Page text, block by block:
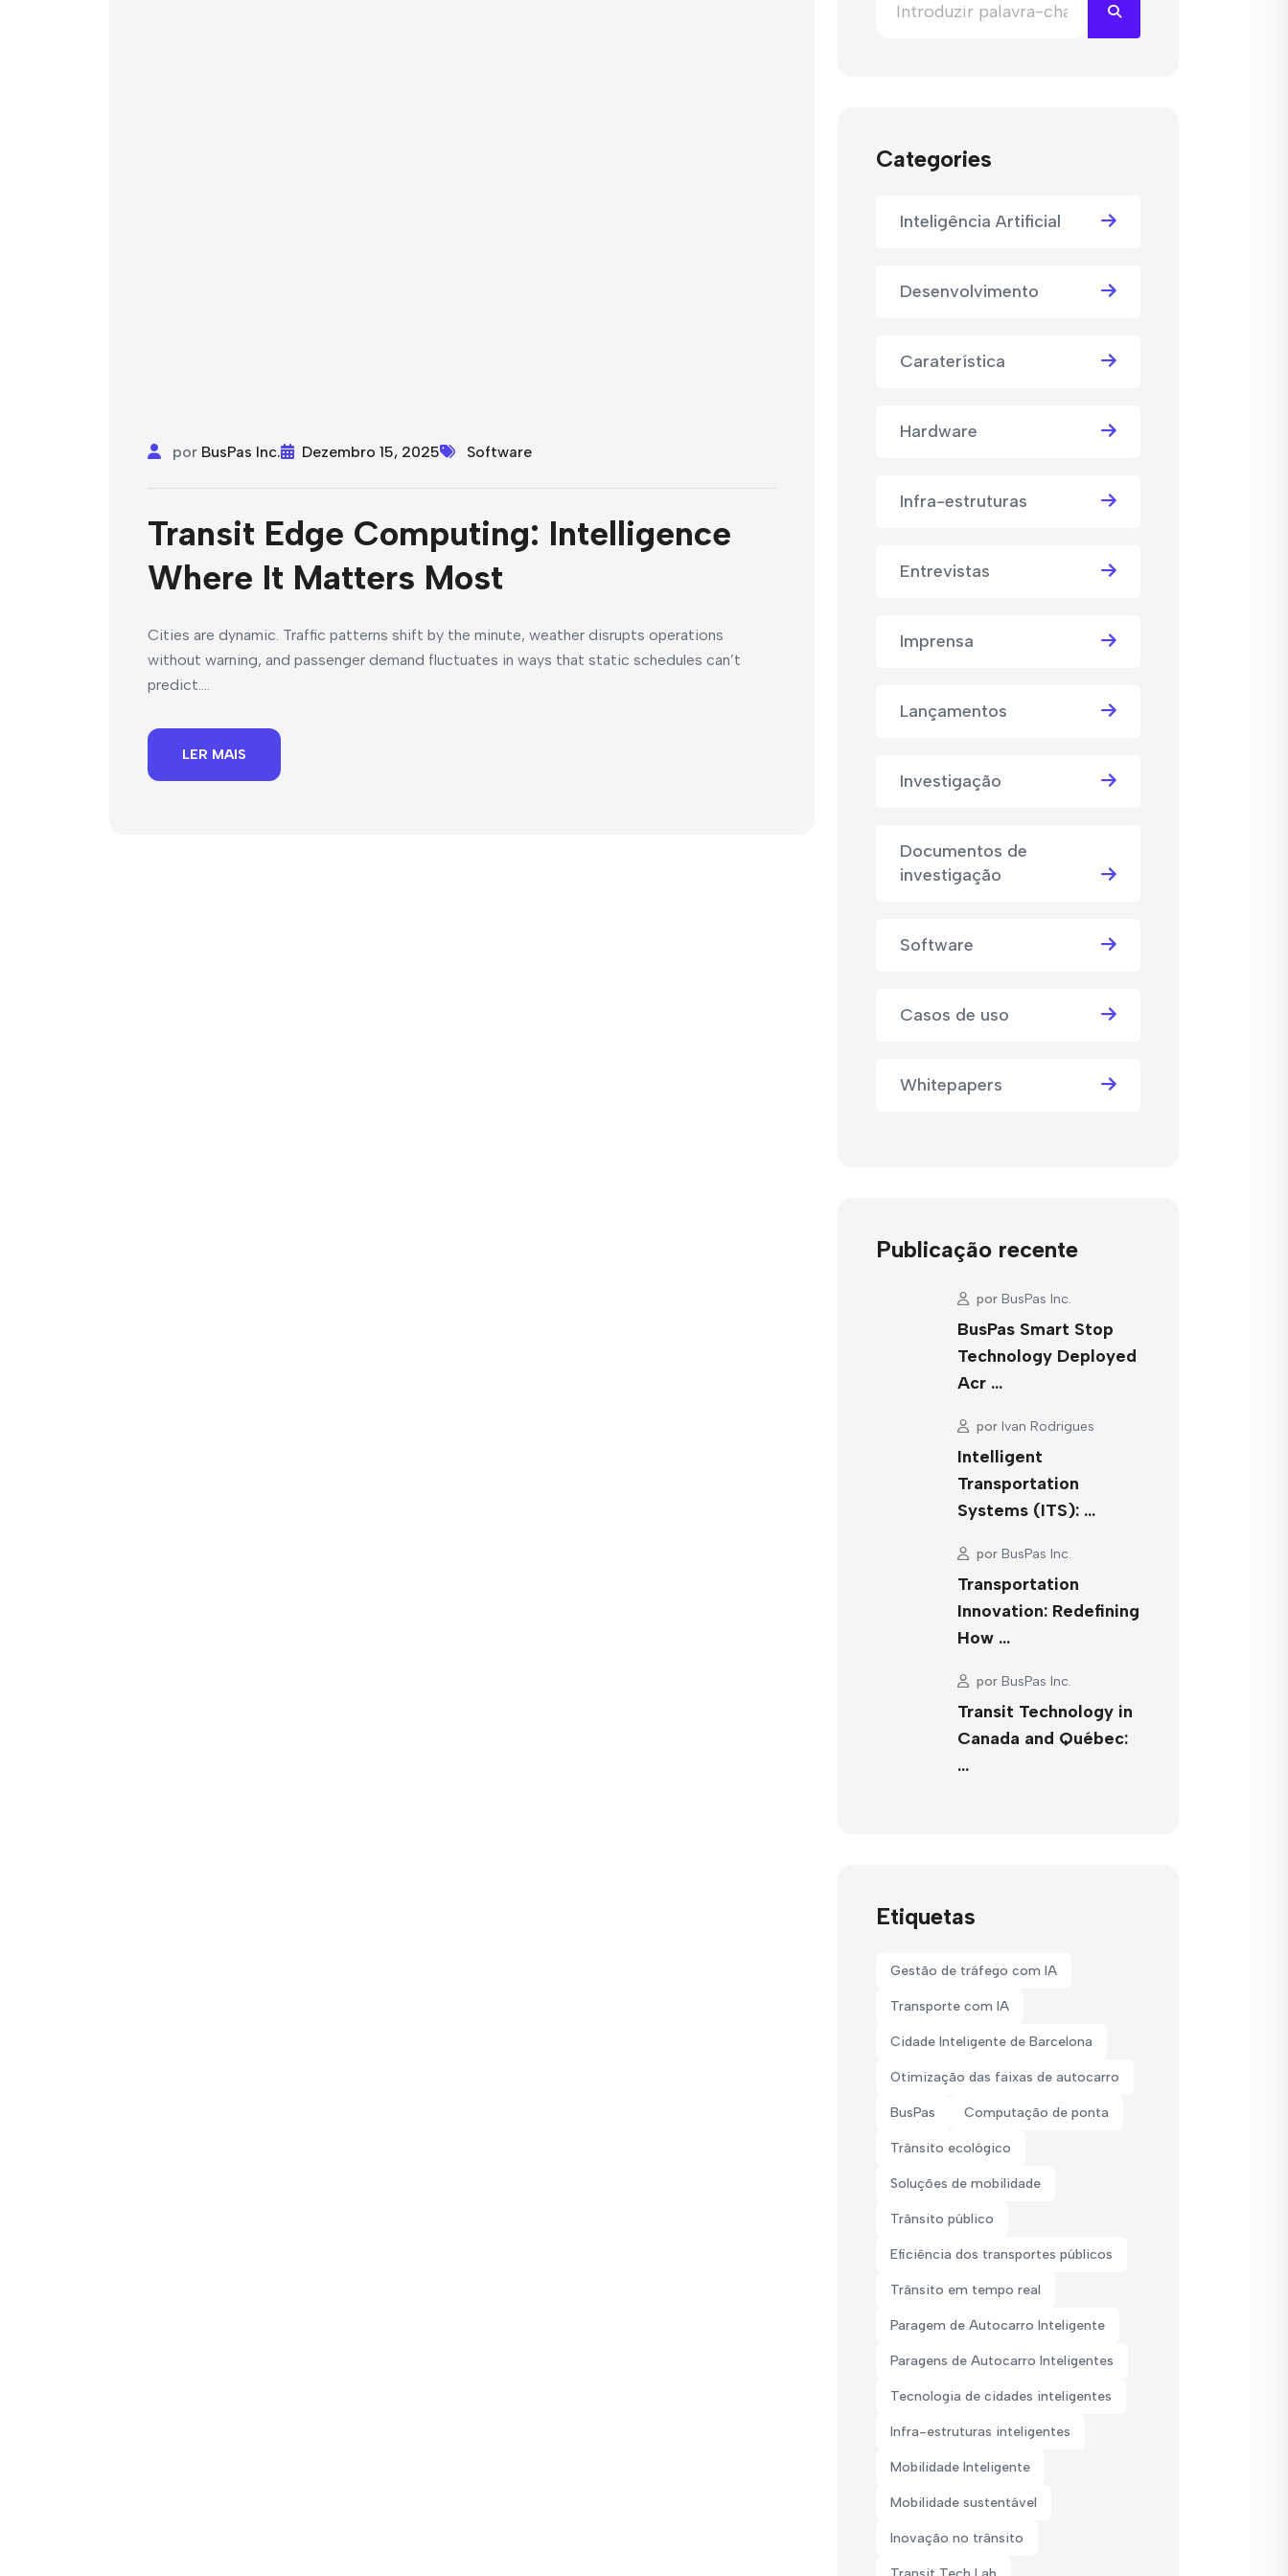
por BusPas Inc. Dezembro 15, 2025 Software
Transit Edge Computing: Intelligence
Where It Matters Most
Cities are dynamic. Traffic patterns shift by the minute, weather disrupts operations
without warning, and passenger demand fluctuates in ways that static schedules can’t
predict....
LER MAIS
Categories
Inteligência Artificial
Desenvolvimento
Caraterística
Hardware
Infra-estruturas
Entrevistas
Imprensa
Lançamentos
Investigação
Documentos de
investigação
Software
Casos de uso
Whitepapers
Publicação recente
por BusPas Inc.
BusPas Smart Stop
Technology Deployed
Acr …
por Ivan Rodrigues
Intelligent
Transportation
Systems (ITS): …
por BusPas Inc.
Transportation
Innovation: Redefining
How …
por BusPas Inc.
Transit Technology in
Canada and Québec:
…
Etiquetas
Gestão de tráfego com IA
Transporte com IA
Cidade Inteligente de Barcelona
Otimização das faixas de autocarro
BusPas Computação de ponta
Trânsito ecológico
Soluções de mobilidade
Trânsito público
Eficiência dos transportes públicos
Trânsito em tempo real
Paragem de Autocarro Inteligente
Paragens de Autocarro Inteligentes
Tecnologia de cidades inteligentes
Infra-estruturas inteligentes
Mobilidade Inteligente
Mobilidade sustentável
Inovação no trânsito